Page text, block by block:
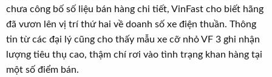
chưa công bố số liệu bán hàng chi tiết, VinFast cho biết hãng
đã vươn lên vị trí thứ hai về doanh số xe điện thuần. Thông
tin từ các đại lý cũng cho thấy mẫu xe cỡ nhỏ VF 3 ghi nhận
lượng tiêu thụ cao, thậm chí rơi vào tình trạng khan hàng tại
một số điểm bán.